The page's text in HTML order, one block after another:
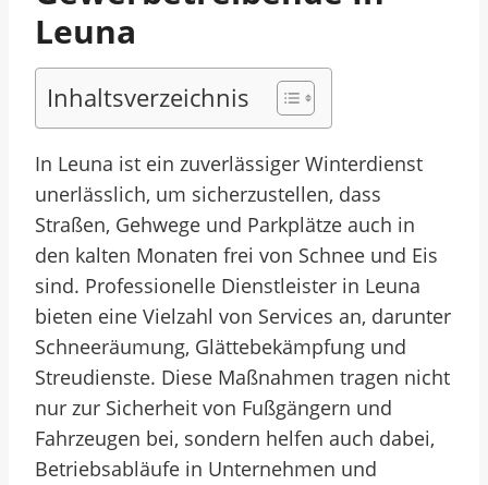
Leuna
Inhaltsverzeichnis
In Leuna ist ein zuverlässiger Winterdienst
unerlässlich, um sicherzustellen, dass
Straßen, Gehwege und Parkplätze auch in
den kalten Monaten frei von Schnee und Eis
sind. Professionelle Dienstleister in Leuna
bieten eine Vielzahl von Services an, darunter
Schneeräumung, Glättebekämpfung und
Streudienste. Diese Maßnahmen tragen nicht
nur zur Sicherheit von Fußgängern und
Fahrzeugen bei, sondern helfen auch dabei,
Betriebsabläufe in Unternehmen und